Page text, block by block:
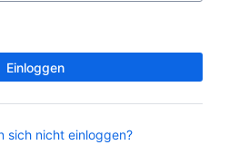
Einloggen
sich nicht einloggen?